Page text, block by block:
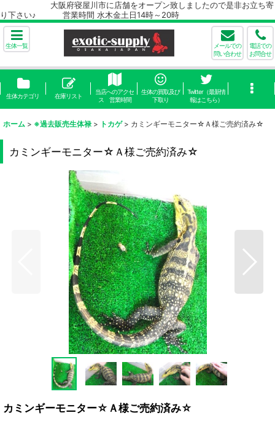
大阪府寝屋川市に店舗をオープン致しましたので是非お立ち寄
り下さい♪ 営業時間 水木金土日14時～20時
生体一覧
メールでの
問い合わせ
電話での
お問合せ
生体カテゴリ 在庫リスト
当店へのアクセ
ス 営業時間
生体の買取及び
下取り
Twitter（最新情
報はこちら）
ホーム > ※過去販売生体禄 > トカゲ > カミンギーモニター☆Ａ様ご売約済み☆
カミンギーモニター☆Ａ様ご売約済み☆
カミンギーモニター☆Ａ様ご売約済み☆